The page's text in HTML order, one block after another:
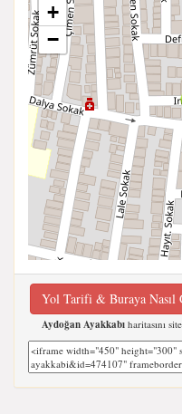
+
−
Yol Tarifi & Buraya Nasıl
Aydoğan Ayakkabı haritasını